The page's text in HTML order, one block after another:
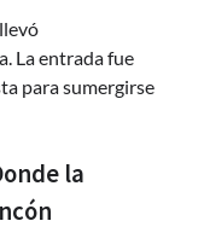
La entrada fue
para sumergirse
la